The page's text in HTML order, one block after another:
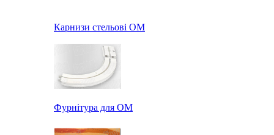
Карнизи стельові ОМ
Фурнітура для ОМ